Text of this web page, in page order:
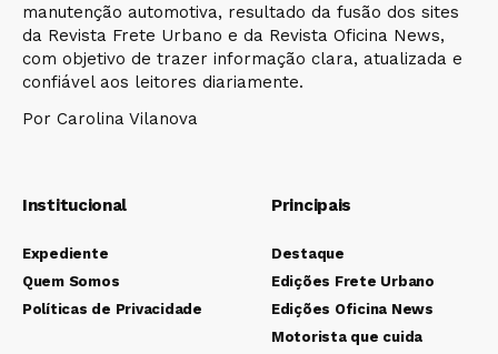
manutenção automotiva, resultado da fusão dos sites
da Revista Frete Urbano e da Revista Oficina News,
com objetivo de trazer informação clara, atualizada e
confiável aos leitores diariamente.
Por Carolina Vilanova
Institucional
Expediente
Quem Somos
Políticas de Privacidade
Principais
Destaque
Edições Frete Urbano
Edições Oficina News
Motorista que cuida